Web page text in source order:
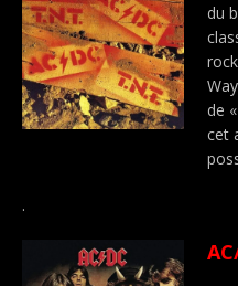
du
de
cet
.